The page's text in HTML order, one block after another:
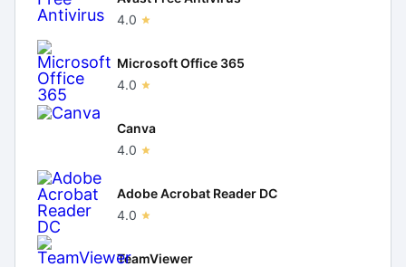
4.0
Microsoft Office 365
4.0
Canva
4.0
Adobe Acrobat Reader DC
4.0
TeamViewer